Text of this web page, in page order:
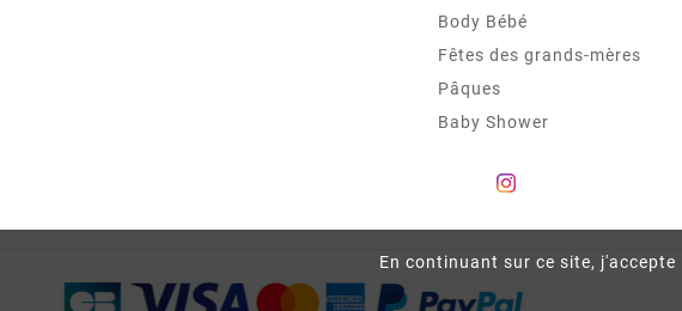
En continuant sur ce site,
Body Bébé
Fêtes des grands-mères
Pâques
Baby Shower